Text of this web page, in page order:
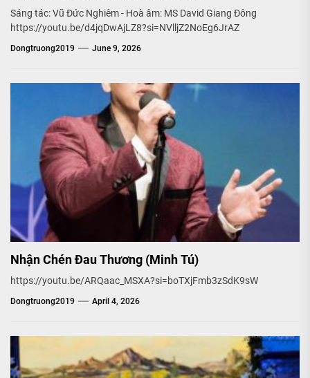
Sáng tác: Vũ Đức Nghiêm - Hoà âm: MS David Giang Đông
https://youtu.be/d4jqDwAjLZ8?si=NVlljZ2NoEg6JrAZ
Dongtruong2019 June 9, 2026
Nhận Chén Đau Thương (Minh Tú)
https://youtu.be/ARQaac_MSXA?si=boTXjFmb3zSdK9sW
Dongtruong2019 April 4, 2026